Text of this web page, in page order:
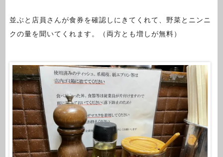
並ぶと店員さんが食券を確認しにきてくれて、野菜とニンニ
クの量を聞いてくれます。（両方とも増しが無料）